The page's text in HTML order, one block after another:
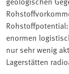
enormen
nur sehr wenig
Lagerstätten